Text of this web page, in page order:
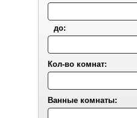
до:
Кол-во комнат:
Ванные комнаты: